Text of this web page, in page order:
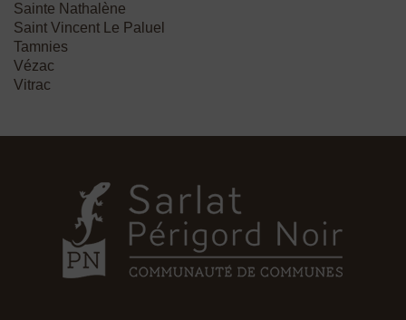
Sainte Nathalène
Saint Vincent Le Paluel
Tamnies
Vézac
Vitrac